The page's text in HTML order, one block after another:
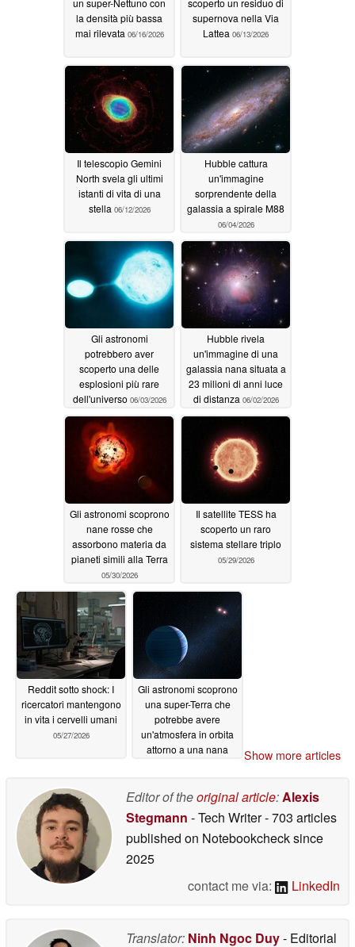
la densità più bassa
mai rilevata 06/16/2026
supernova nella Via
Lattea 06/13/2026
Il telescopio Gemini
North svela gli ultimi
istanti di vita di una
stella 06/12/2026
Hubble cattura
un'immagine
sorprendente della
galassia a spirale M88
06/04/2026
Gli astronomi
potrebbero aver
scoperto una delle
esplosioni più rare
dell'universo 06/03/2026
Hubble rivela
un'immagine di una
galassia nana situata a
23 milioni di anni luce
di distanza 06/02/2026
Gli astronomi scoprono
nane rosse che
assorbono materia da
pianeti simili alla Terra
05/30/2026
Il satellite TESS ha
scoperto un raro
sistema stellare triplo
05/29/2026
Reddit sotto shock: I
ricercatori mantengono
in vita i cervelli umani
05/27/2026
Gli astronomi scoprono
una super-Terra che
potrebbe avere
un'atmosfera in orbita
attorno a una nana
Show more articles
Editor of theoriginal article:Alexis
Stegmann - Tech Writer- 703 articles
published on Notebookchecksince
2025
contact me via:
LinkedIn
Translator: Ninh Ngoc Duy- Editorial